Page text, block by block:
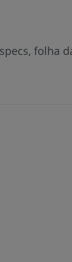
folha